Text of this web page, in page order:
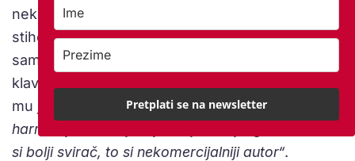
nekoliko harmonija da to zvuči dobro i napisati
stihove koji prenose emociju. Gitara mu služi
samo za to. Pokojni Zdenko Runjić se služio
klavirom otprilike kao Ninčević gitarom i stalno
mu je govorio „
Ne vježbaj instrument, vježbaj
harmoniju. Na svijetu je milijun boljih gitarista, što
si bolji svirač, to si nekomercijalniji autor“.
Pretplati se na newsletter